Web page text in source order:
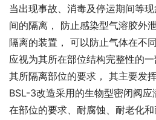
当出现事故、消毒及停运期间等
间的隔离， 防止感染型气溶胶外
隔离的装置， 可以防止气体在不
应视为其所在部位结构完整性的
其所隔离部位的要求， 其主要发
BSL-3改造采用的生物型密闭阀
在部位的要求、耐腐蚀、耐老化